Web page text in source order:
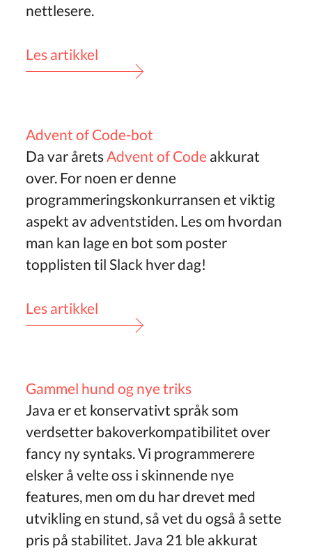
nettlesere.
Les artikkel
Advent of Code-bot
Da var årets Advent of Code akkurat
over. For noen er denne
programmeringskonkurransen et viktig
aspekt av adventstiden. Les om hvordan
man kan lage en bot som poster
topplisten til Slack hver dag!
Les artikkel
Gammel hund og nye triks
Java er et konservativt språk som
verdsetter bakoverkompatibilitet over
fancy ny syntaks. Vi programmerere
elsker å velte oss i skinnende nye
features, men om du har drevet med
utvikling en stund, så vet du også å sette
pris på stabilitet. Java 21 ble akkurat